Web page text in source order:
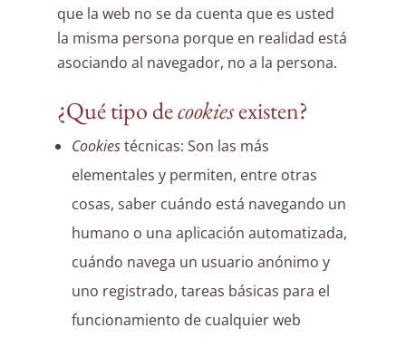
que la web no se da cuenta que es usted
la misma persona porque en realidad está
asociando al navegador, no a la persona.
¿Qué tipo decookiesexisten?
Cookiestécnicas: Son las más
elementales y permiten, entre otras
cosas, saber cuándo está navegando un
humano o una aplicación automatizada,
cuándo navega un usuario anónimo y
uno registrado, tareas básicas para el
funcionamiento de cualquier web